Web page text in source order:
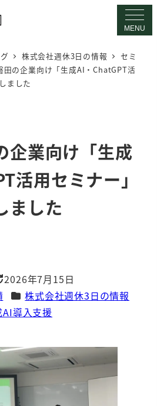
MENU
株式会社週休3日の情報
セミ
田の企業向け「生成AI・ChatGPT活
ました
企業向け「生成
活用セミナー」
ました
新日
2026年7月15日
カテゴリー
株式会社週休3日の情報
導入支援